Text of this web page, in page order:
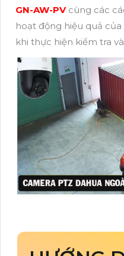
GN-AW-PVcùng các
hoạt động hiệu quả
khi thực hiện kiểm tra